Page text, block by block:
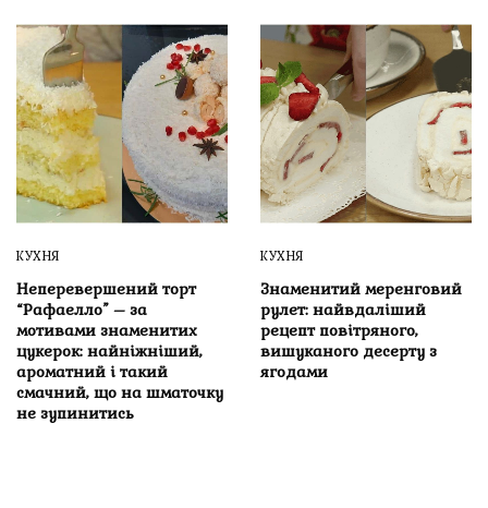
КУХНЯ
Неперевершений торт
“Рафаелло” – за
мотивами знаменитих
цукерок: найніжніший,
ароматний і такий
смачний, що на шматочку
не зупинитись
КУХНЯ
Знаменитий меренговий
рулет: найвдаліший
рецепт повітряного,
вишуканого десерту з
ягодами